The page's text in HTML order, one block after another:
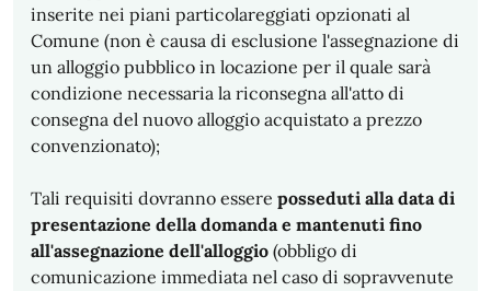
inserite nei piani particolareggiati opzionati al
Comune (non è causa di esclusione l'assegnazione di
un alloggio pubblico in locazione per il quale sarà
condizione necessaria la riconsegna all'atto di
consegna del nuovo alloggio acquistato a prezzo
convenzionato);
Tali requisiti dovranno essere posseduti alla data di
presentazione della domanda e mantenuti fino
all'assegnazione dell'alloggio (obbligo di
comunicazione immediata nel caso di sopravvenute